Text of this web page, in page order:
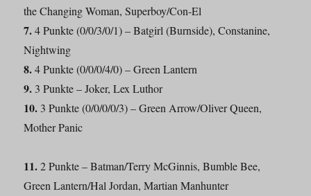
the Changing Woman, Superboy/Con-El
7.4 Punkte (0/0/3/0/1) – Batgirl (Burnside), Constanine,
Nightwing
8.4 Punkte (0/0/0/4/0) – Green Lantern
9. 3 Punkte – Joker, Lex Luthor
10. 3 Punkte (0/0/0/0/3) – Green Arrow/Oliver Queen,
Mother Panic
11.2 Punkte – Batman/Terry McGinnis, Bumble Bee,
Green Lantern/Hal Jordan, Martian Manhunter